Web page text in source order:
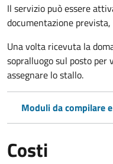
Il servizio può essere
documentazione
Una volta ricevuta la
sopralluogo sul posto per
assegnare lo stallo.
Moduli da compilare
Costi